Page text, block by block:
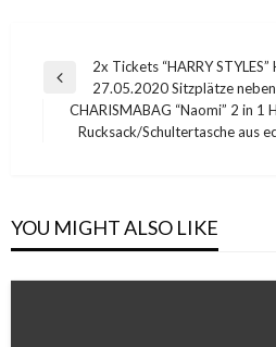
Post
navigation
Previous
Post
2x Tickets “HARRY STYLES”
27.05.2020 Sitzplätze
Next
CHARISMABAG “Naomi” 2 in 1
Rucksack/Schultertasche aus
YOU MIGHT ALSO LIKE